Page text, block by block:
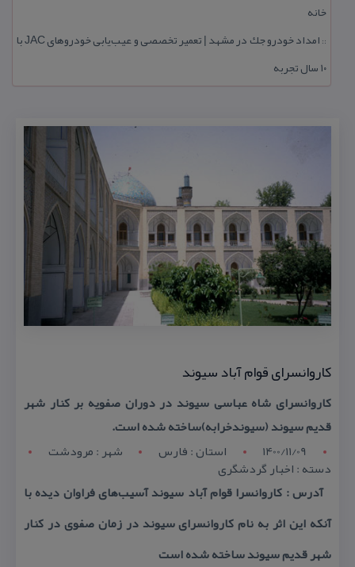
خانه
::
امداد خودرو جك در مشهد | تعمیر تخصصی و عیب‌یابی خودروهای JAC با
۱۰ سال تجربه
كاروانسرای قوام آباد سیوند
كاروانسرای شاه عباسی سیوند در دوران صفویه بر كنار شهر
قدیم سیوند (سیوندخرابه)ساخته شده است.
1400/11/09
استان : فارس شهر : مرودشت
دسته : اخبار گردشگری
آدرس : كاروانسرا قوام آباد سیوند آسیب‌های فراوان دیده با
آنكه این اثر به نام كاروانسرای سیوند در زمان صفوی در كنار
شهر قدیم سیوند ساخته شده است